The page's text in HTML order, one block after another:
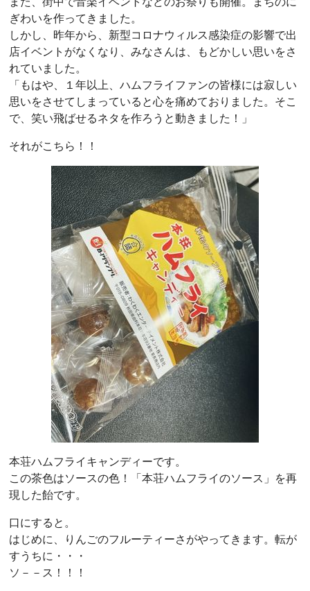
ぎわいを作ってきました。
しかし、昨年から、新型コロナウィルス感染症の影響で出
店イベントがなくなり、みなさんは、もどかしい思いをさ
れていました。
「もはや、１年以上、ハムフライファンの皆様には寂しい
思いをさせてしまっていると心を痛めておりました。そこ
で、笑い飛ばせるネタを作ろうと動きました！」
それがこちら！！
本荘ハムフライキャンディーです。
この茶色はソースの色！「本荘ハムフライのソース」を再
現した飴です。
口にすると。
はじめに、りんごのフルーティーさがやってきます。転が
すうちに・・・
ソ－－ス！！！